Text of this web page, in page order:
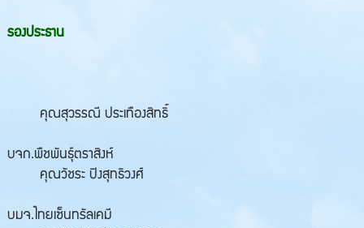
รองประธาน
คุณสุวรรณี ประเทืองสิทธิ์
บจก.พืชพันธุ์ตราสิงห์
คุณวัชระ ปิงสุทธิวงศ์
บมจ.ไทยเซ็นทรัลเคมี